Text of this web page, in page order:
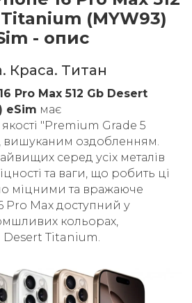
(MYW93)
- опис
Краса. Титан
Pro Max 512 Gb Desert
eSim має
"Premium Grade 5
оздобленням.
серед усіх металів
та ваги, що робить ці
міцними та вражаюче
Pro Max доступний у
кольорах,
Titanium.